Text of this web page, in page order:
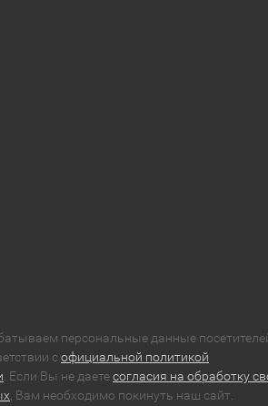
персональные данные
софициальной политикой
. Если Вы не даетесогласия на обработку
, Вам необходимо покинуть наш сайт.